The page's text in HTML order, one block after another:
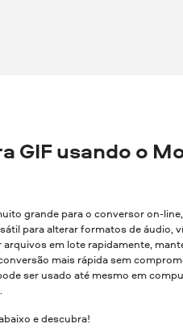
GIF usando o
grande para o conversor on-
para alterar formatos de áudio,
em lote rapidamente,
mais rápida sem
ser usado até mesmo em
e descubra!